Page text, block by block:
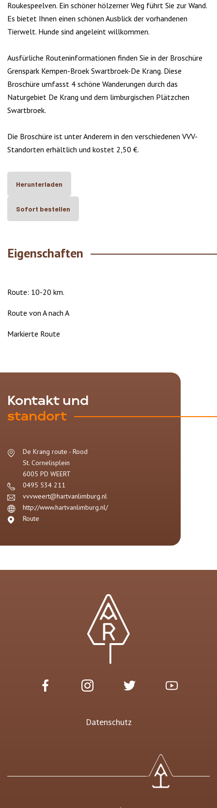
Roukespeelven. Ein schöner hölzerner Weg führt Sie zur Wand.
Es bietet Ihnen einen schönen Ausblick der vorhandenen
Tierwelt. Hunde sind angeleint willkommen.
Ausfürliche Routeninformationen finden Sie in der Broschüre
Grenspark Kempen-Broek Swartbroek-De Krang. Diese
Broschüre umfasst 4 schöne Wanderungen durch das
Naturgebiet De Krang und dem limburgischen Plätzchen
Swartbroek.
Die Broschüre ist unter Anderem in den verschiedenen VVV-
Standorten erhältlich und kostet 2,50 €.
Herunterladen
Sofort bestellen
Eigenschaften
Route: 10-20 km.
Route von A nach A
Markierte Route
Kontakt und
standort
De Krang route - Rood
St. Cornelisplein
6005 PD WEERT
0495 534 211
vvvweert@hartvanlimburg.nl
http://www.hartvanlimburg.nl/
Route
Datenschutz